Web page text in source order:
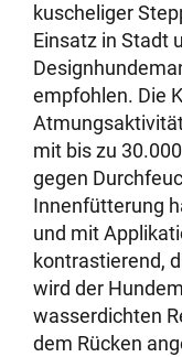
kuscheliger
Einsatz in Stadt
empfohlen. Die
mit bis zu
gegen
Innenfütterung
und mit
kontrastierend,
wird der
wasserdichten
dem Rücken